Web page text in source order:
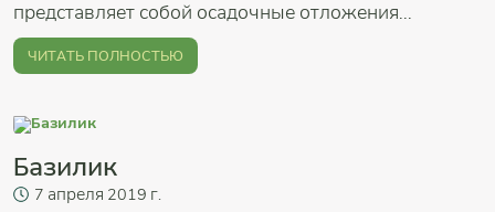
представляет собой осадочные отложения...
ЧИТАТЬ ПОЛНОСТЬЮ
Базилик
7 апреля 2019 г.